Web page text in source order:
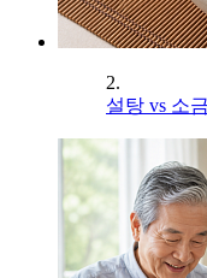
2.
설탕 vs 소